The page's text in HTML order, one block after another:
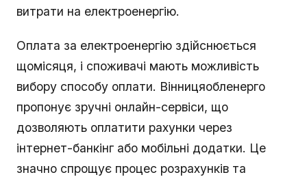
витрати на електроенергію.
Оплата за електроенергію здійснюється
щомісяця, і споживачі мають можливість
вибору способу оплати. Вінницяобленерго
пропонує зручні онлайн-сервіси, що
дозволяють оплатити рахунки через
інтернет-банкінг або мобільні додатки. Це
значно спрощує процес розрахунків та